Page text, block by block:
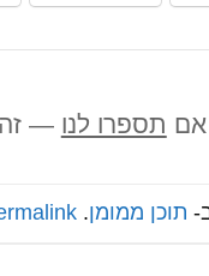
תספרו לנו — זה
תוכן ממומן. Bookmark the